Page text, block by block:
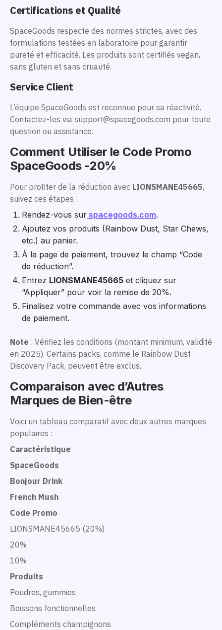
Certifications et Qualité
SpaceGoods respecte des normes strictes, avec des
formulations testées en laboratoire pour garantir
pureté et efficacité. Les produits sont certifiés vegan,
sans gluten et sans cruauté.
Service Client
L’équipe SpaceGoods est reconnue pour sa réactivité.
Contactez-les via support@spacegoods.com pour toute
question ou assistance.
Comment Utiliser le Code Promo
SpaceGoods -20%
Pour profiter de la réduction avec LIONSMANE45665,
suivez ces étapes :
Rendez-vous sur spacegoods.com.
Ajoutez vos produits (Rainbow Dust, Star Chews,
etc.) au panier.
À la page de paiement, trouvez le champ “Code
de réduction”.
Entrez LIONSMANE45665 et cliquez sur
“Appliquer” pour voir la remise de 20%.
Finalisez votre commande avec vos informations
de paiement.
Note : Vérifiez les conditions (montant minimum, validité
en 2025). Certains packs, comme le Rainbow Dust
Discovery Pack, peuvent être exclus.
Comparaison avec d’Autres
Marques de Bien-être
Voici un tableau comparatif avec deux autres marques
populaires :
Caractéristique
SpaceGoods
Bonjour Drink
French Mush
Code Promo
LIONSMANE45665 (20%)
20%
10%
Produits
Poudres, gummies
Boissons fonctionnelles
Compléments champignons